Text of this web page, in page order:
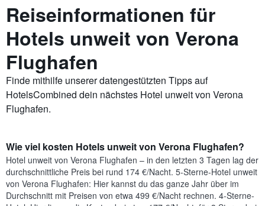
Reiseinformationen für
Hotels unweit von Verona
Flughafen
Finde mithilfe unserer datengestützten Tipps auf
HotelsCombined dein nächstes Hotel unweit von Verona
Flughafen.
Wie viel kosten Hotels unweit von Verona Flughafen?
Hotel unweit von Verona Flughafen – in den letzten 3 Tagen lag der
durchschnittliche Preis bei rund 174 €/Nacht. 5-Sterne-Hotel unweit
von Verona Flughafen: Hier kannst du das ganze Jahr über im
Durchschnitt mit Preisen von etwa 499 €/Nacht rechnen. 4-Sterne-